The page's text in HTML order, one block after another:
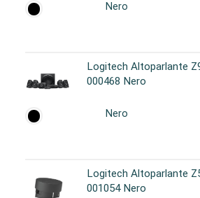
Nero
Logitech Altoparlante
000468 Nero
Nero
Logitech Altoparlante
001054 Nero